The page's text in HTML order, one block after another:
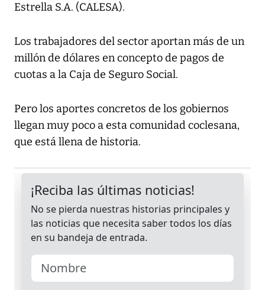
Estrella S.A. (CALESA).
Los trabajadores del sector aportan más de un
millón de dólares en concepto de pagos de
cuotas a la Caja de Seguro Social.
Pero los aportes concretos de los gobiernos
llegan muy poco a esta comunidad coclesana,
que está llena de historia.